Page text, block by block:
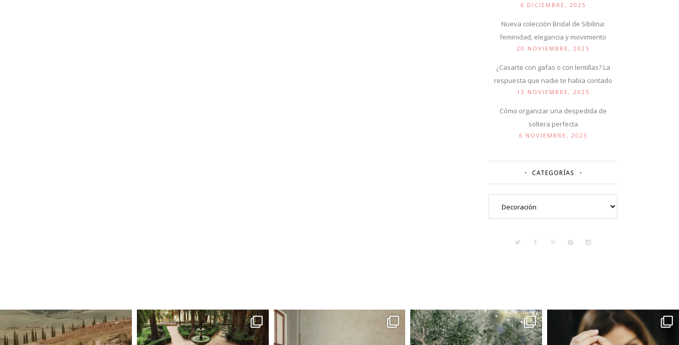
6 DICIEMBRE, 2025
Nueva colección Bridal de Sibilina:
feminidad, elegancia y movimiento
20 NOVIEMBRE, 2025
¿Casarte con gafas o con lentillas? La
respuesta que nadie te había contado
13 NOVIEMBRE, 2025
Cómo organizar una despedida de
soltera perfecta
6 NOVIEMBRE, 2025
CATEGORÍAS